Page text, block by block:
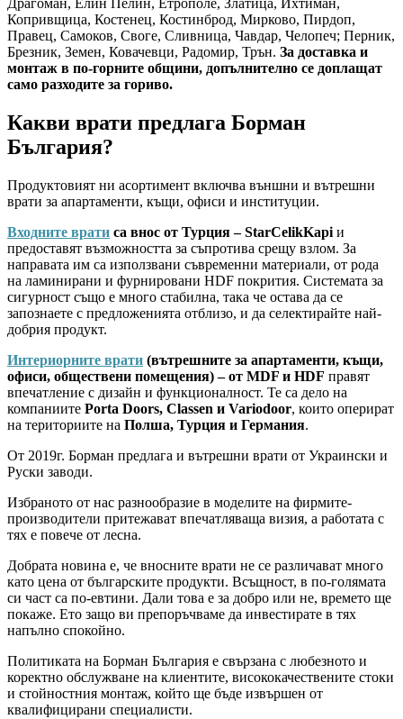
Драгоман, Елин Пелин, Етрополе, Златица, Ихтиман,
Копривщица, Костенец, Костинброд, Мирково, Пирдоп,
Правец, Самоков, Своге, Сливница, Чавдар, Челопеч; Перник,
Брезник, Земен, Ковачевци, Радомир, Трън. За доставка и
монтаж в по-горните общини, допълнително се доплащат
само разходите за гориво.
Какви врати предлага Борман
България?
Продуктовият ни асортимент включва външни и вътрешни
врати за апартаменти, къщи, офиси и институции.
Входните врати са внос от Турция – StarCelikKapi и
предоставят възможността за съпротива срещу взлом. За
направата им са използвани съвременни материали, от рода
на ламинирани и фурнировани HDF покрития. Системата за
сигурност също е много стабилна, така че остава да се
запознаете с предложенията отблизо, и да селектирайте най-
добрия продукт.
Интериорните врати (вътрешните за апартаменти, къщи,
офиси, обществени помещения) – от MDF и HDF правят
впечатление с дизайн и функционалност. Те са дело на
компаниите Porta Doors, Classen и Variodoor, които оперират
на териториите на Полша, Турция и Германия.
От 2019г. Борман предлага и вътрешни врати от Украински и
Руски заводи.
Избраното от нас разнообразие в моделите на фирмите-
производители притежават впечатляваща визия, а работата с
тях е повече от лесна.
Добрата новина е, че вносните врати не се различават много
като цена от българските продукти. Всъщност, в по-голямата
си част са по-евтини. Дали това е за добро или не, времето ще
покаже. Ето защо ви препоръчваме да инвестирате в тях
напълно спокойно.
Политиката на Борман България е свързана с любезното и
коректно обслужване на клиентите, висококачествените стоки
и стойностния монтаж, който ще бъде извършен от
квалифицирани специалисти.